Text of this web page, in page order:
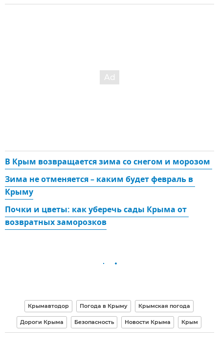
В Крым возвращается зима со снегом и морозом
Зима не отменяется – каким будет февраль в
Крыму
Почки и цветы: как уберечь сады Крыма от
возвратных заморозков
Крымавтодор Погода в Крыму Крымская погода
Дороги Крыма Безопасность Новости Крыма Крым